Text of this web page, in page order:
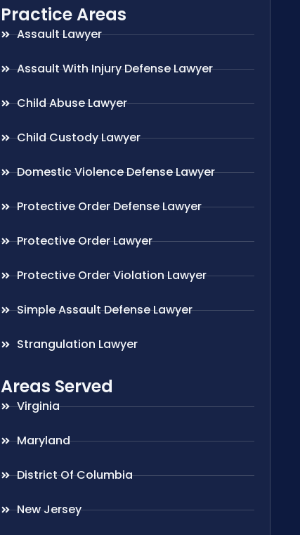
Practice Areas
Assault Lawyer
Assault With Injury Defense Lawyer
Child Abuse Lawyer
Child Custody Lawyer
Domestic Violence Defense Lawyer
Protective Order Defense Lawyer
Protective Order Lawyer
Protective Order Violation Lawyer
Simple Assault Defense Lawyer
Strangulation Lawyer
Areas Served
Virginia
Maryland
District Of Columbia
New Jersey